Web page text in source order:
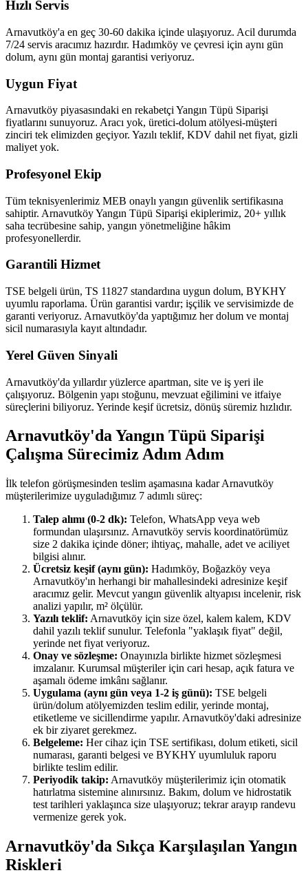
Hızlı Servis
Arnavutköy'a en geç 30-60 dakika içinde ulaşıyoruz. Acil durumda
7/24 servis aracımız hazırdır. Hadımköy ve çevresi için aynı gün
dolum, aynı gün montaj garantisi veriyoruz.
Uygun Fiyat
Arnavutköy piyasasındaki en rekabetçi Yangın Tüpü Siparişi
fiyatlarını sunuyoruz. Aracı yok, üretici-dolum atölyesi-müşteri
zinciri tek elimizden geçiyor. Yazılı teklif, KDV dahil net fiyat, gizli
maliyet yok.
Profesyonel Ekip
Tüm teknisyenlerimiz MEB onaylı yangın güvenlik sertifikasına
sahiptir. Arnavutköy Yangın Tüpü Siparişi ekiplerimiz, 20+ yıllık
saha tecrübesine sahip, yangın yönetmeliğine hâkim
profesyonellerdir.
Garantili Hizmet
TSE belgeli ürün, TS 11827 standardına uygun dolum, BYKHY
uyumlu raporlama. Ürün garantisi vardır; işçilik ve servisimizde de
garanti veriyoruz. Arnavutköy'da yaptığımız her dolum ve montaj
sicil numarasıyla kayıt altındadır.
Yerel Güven Sinyali
Arnavutköy'da yıllardır yüzlerce apartman, site ve iş yeri ile
çalışıyoruz. Bölgenin yapı stoğunu, mevzuat eğilimini ve itfaiye
süreçlerini biliyoruz. Yerinde keşif ücretsiz, dönüş süremiz hızlıdır.
Arnavutköy'da Yangın Tüpü Siparişi
Çalışma Sürecimiz Adım Adım
İlk telefon görüşmesinden teslim aşamasına kadar Arnavutköy
müşterilerimize uyguladığımız 7 adımlı süreç:
Talep alımı (0-2 dk): Telefon, WhatsApp veya web
formundan ulaşırsınız. Arnavutköy servis koordinatörümüz
size 2 dakika içinde döner; ihtiyaç, mahalle, adet ve aciliyet
bilgisi alınır.
Ücretsiz keşif (aynı gün): Hadımköy, Boğazköy veya
Arnavutköy'ın herhangi bir mahallesindeki adresinize keşif
aracımız gelir. Mevcut yangın güvenlik altyapısı incelenir, risk
analizi yapılır, m² ölçülür.
Yazılı teklif: Arnavutköy için size özel, kalem kalem, KDV
dahil yazılı teklif sunulur. Telefonla "yaklaşık fiyat" değil,
yerinde net fiyat veriyoruz.
Onay ve sözleşme: Onayınızla birlikte hizmet sözleşmesi
imzalanır. Kurumsal müşteriler için cari hesap, açık fatura ve
aşamalı ödeme imkânı sağlanır.
Uygulama (aynı gün veya 1-2 iş günü): TSE belgeli
ürün/dolum atölyemizden teslim edilir, yerinde montaj,
etiketleme ve sicillendirme yapılır. Arnavutköy'daki adresinize
ek bir ziyaret gerekmez.
Belgeleme: Her cihaz için TSE sertifikası, dolum etiketi, sicil
numarası, garanti belgesi ve BYKHY uyumluluk raporu
birlikte teslim edilir.
Periyodik takip: Arnavutköy müşterilerimiz için otomatik
hatırlatma sistemine alınırsınız. Bakım, dolum ve hidrostatik
test tarihleri yaklaşınca size ulaşıyoruz; tekrar arayıp randevu
vermenize gerek yok.
Arnavutköy'da Sıkça Karşılaşılan Yangın
Riskleri